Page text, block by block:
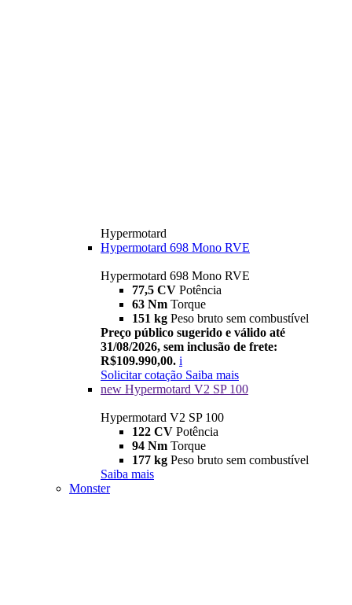
Hypermotard
Hypermotard 698 Mono RVE
Hypermotard 698 Mono RVE
77,5 CV Potência
63 Nm Torque
151 kg Peso bruto sem combustível
Preço público sugerido e válido até
31/08/2026, sem inclusão de frete:
R$109.990,00. i
Solicitar cotação Saiba mais
new Hypermotard V2 SP 100
Hypermotard V2 SP 100
122 CV Potência
94 Nm Torque
177 kg Peso bruto sem combustível
Saiba mais
Monster